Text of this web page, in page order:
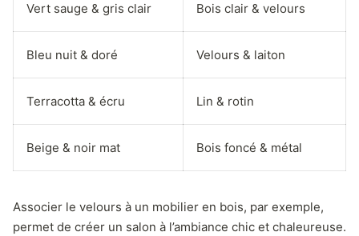
Vert sauge & gris clair Bois clair & velours
Bleu nuit & doré Velours & laiton
Terracotta & écru Lin & rotin
Beige & noir mat Bois foncé & métal
Associer le velours à un mobilier en bois, par exemple,
permet de créer un salon à l’ambiance chic et chaleureuse.